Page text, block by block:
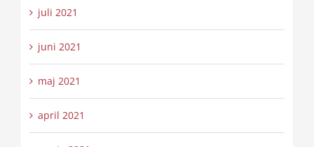
juli 2021
juni 2021
maj 2021
april 2021